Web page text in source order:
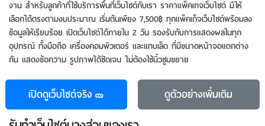
งาน สำหรับลูกค้าที่ใช้บริการพื้นที่เว็บไซต์กับเรา ราคาแพ็คเกจเว็บไซต์ มีให้
เลือกได้ตรงตามงบประมาณ เริ่มต้นเพียง 7,500฿ ทุกแพ็คเก็จเว็บไซต์พร้อมลง
ข้อมูลให้เรียบร้อย เปิดเว็บไซต์ได้ภายใน 2 วัน รองรับกับการแสดงผลในทุก
อุปกรณ์ ทั้งมือถือ เครื่องคอมพิวเตอร์ และแทบเล็ต ที่มีขนาดหน้าจอแตกต่าง
กัน แสดงข้อความ รูปภาพได้ชัดเจน ไม่ต้องใช้นิ้วซูมขยาย
เปิดดูเว็บไซต์จริง ดูตัวอย่างเพิ่มเติม